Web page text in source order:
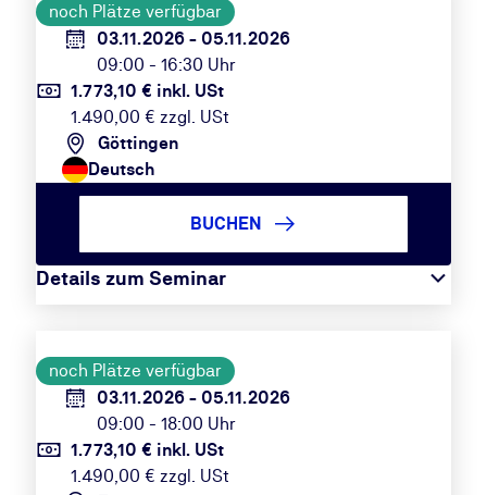
noch Plätze verfügbar
03.11.2026 - 05.11.2026
09:00 - 16:30 Uhr
1.773,10 € inkl. USt
1.490,00 € zzgl. USt
Göttingen
Deutsch
Details zum Seminar
BUCHEN
noch Plätze verfügbar
03.11.2026 - 05.11.2026
09:00 - 18:00 Uhr
1.773,10 € inkl. USt
1.490,00 € zzgl. USt